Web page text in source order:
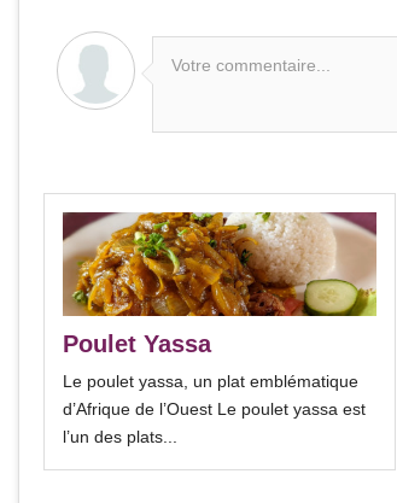
Votre commentaire...
Poulet Yassa
Le poulet yassa, un plat emblématique
d’Afrique de l’Ouest Le poulet yassa est
l’un des plats...